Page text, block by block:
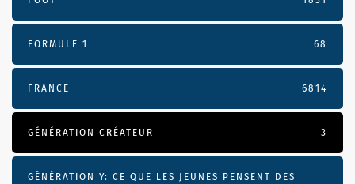
FORMULE 1 68
FRANCE 6814
GÉNÉRATION CRÉATEUR 3
GÉNÉRATION Y: CE QUE LES JEUNES PENSENT DES